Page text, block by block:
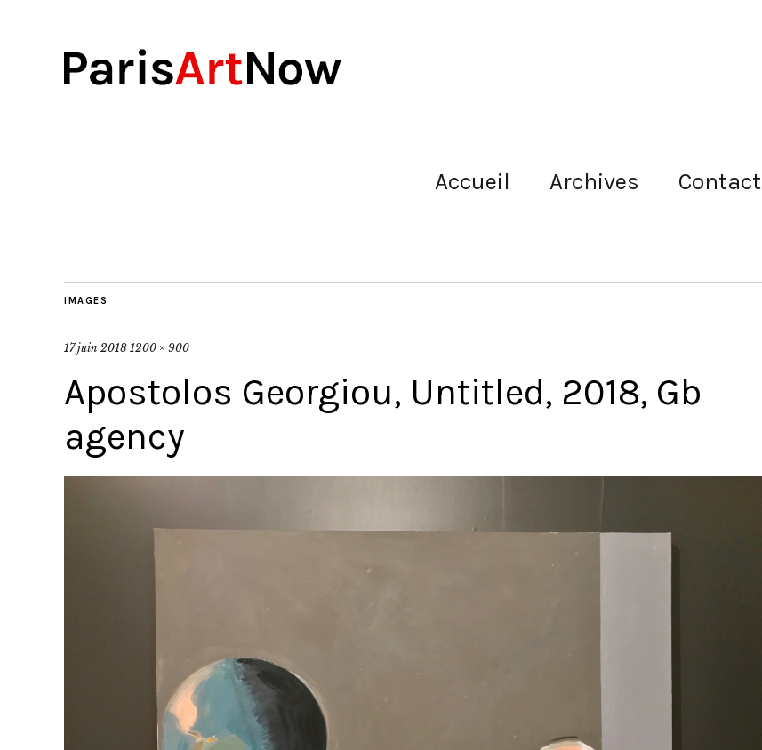
Accueil Archives Contact
IMAGES
17 juin 2018 1200 × 900
Apostolos Georgiou, Untitled, 2018, Gb
agency